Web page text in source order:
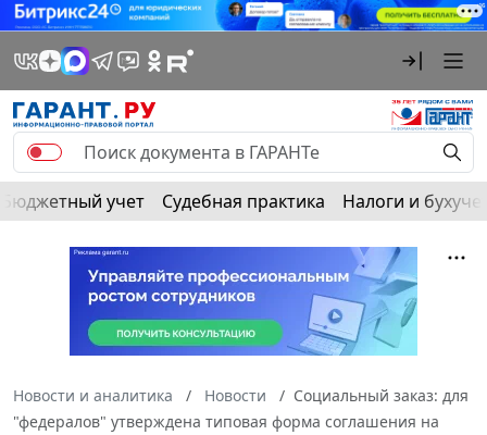
Бюджетный учет Судебная практика Налоги и
Новости и аналитика Новости
Социальный заказ: для
"федералов" утверждена типовая форма соглашения на